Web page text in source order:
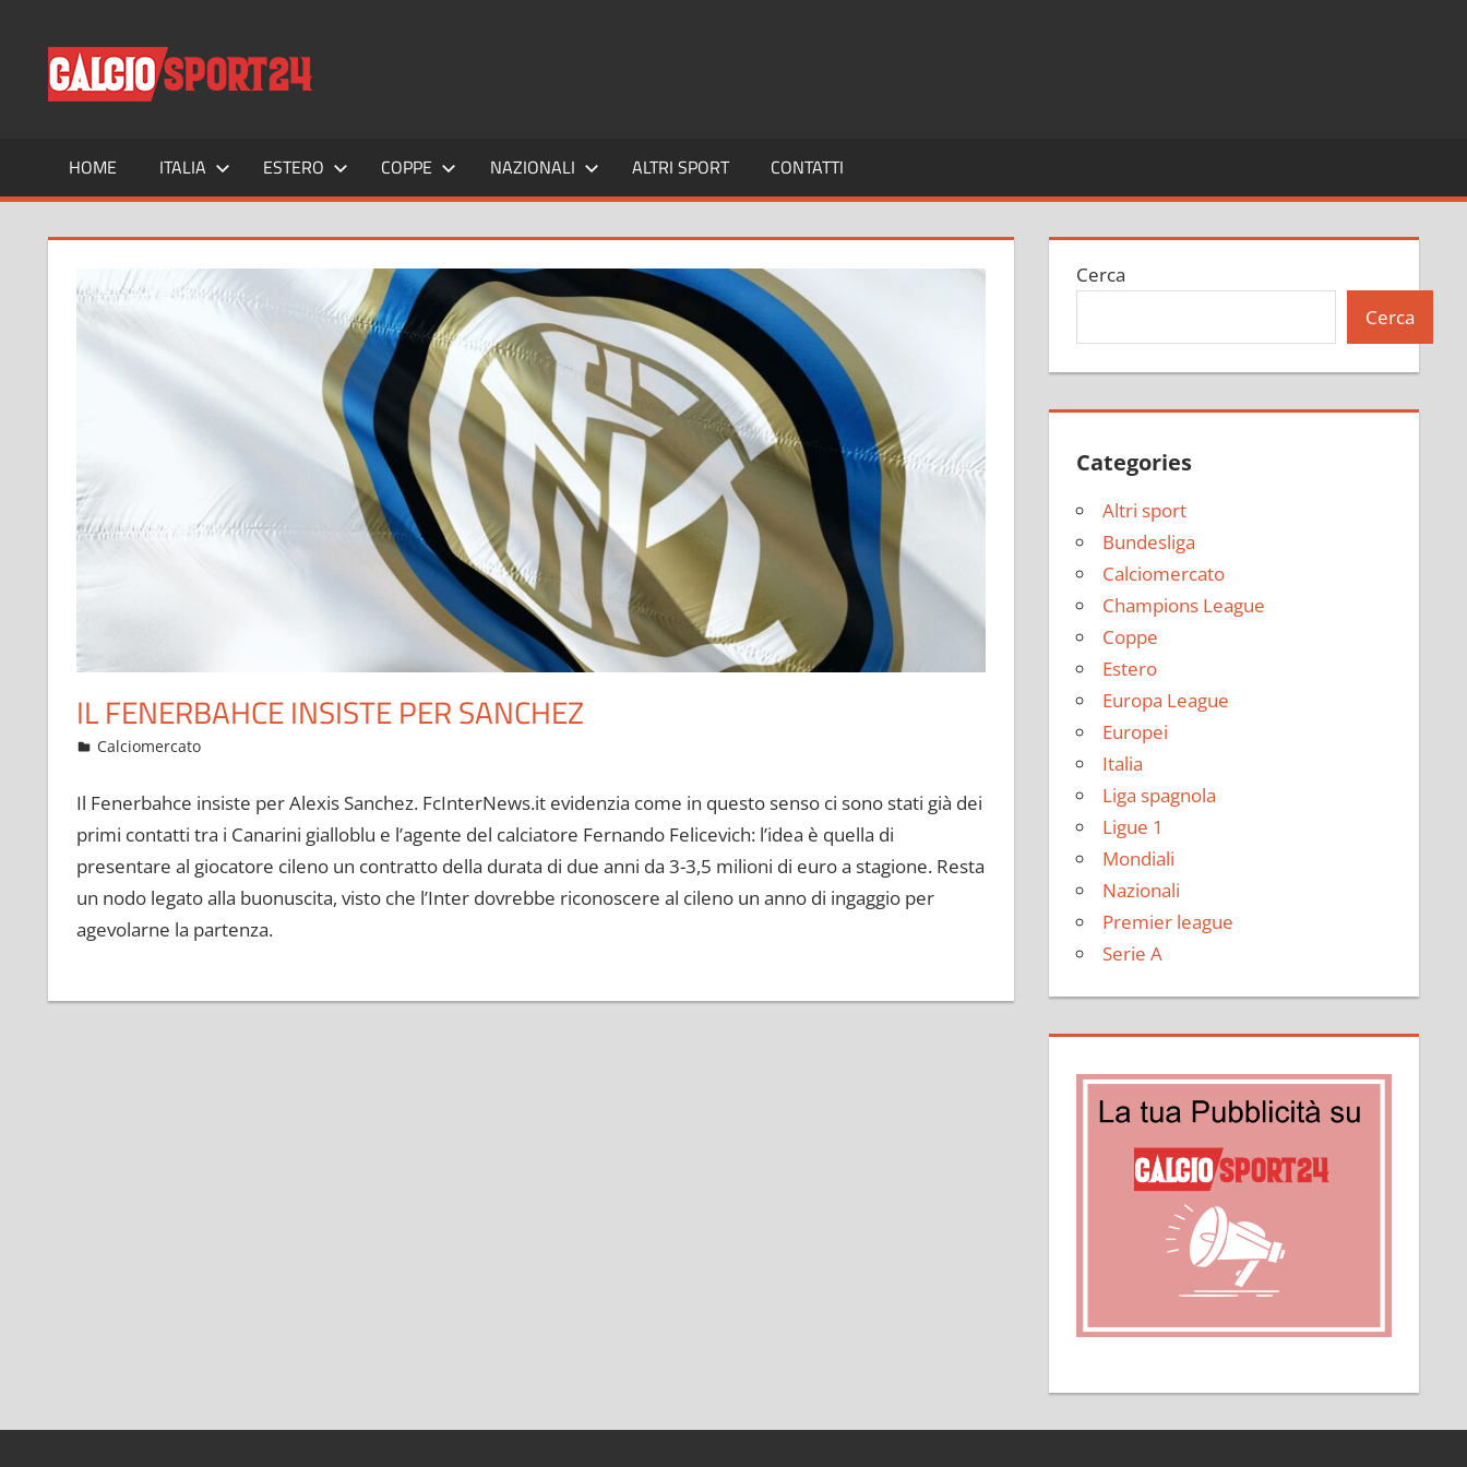
contenuto
Tutto
sul
mondo
calcio
e
HOME ITALIA ESTERO COPPE NAZIONALI ALTRI SPORT CONTATTI
IL FENERBAHCE INSISTE PER SANCHEZ
Agosto 29, 2021
admin
Calciomercato
Il Fenerbahce insiste per Alexis Sanchez. FcInterNews.it evidenzia come in questo senso ci sono stati già dei
primi contatti tra i Canarini gialloblu e l’agente del calciatore Fernando Felicevich: l’idea è quella di
presentare al giocatore cileno un contratto della durata di due anni da 3-3,5 milioni di euro a stagione. Resta
un nodo legato alla buonuscita, visto che l’Inter dovrebbe riconoscere al cileno un anno di ingaggio per
agevolarne la partenza.
Cerca
Cerca
Categories
Altri sport
Bundesliga
Calciomercato
Champions League
Coppe
Estero
Europa League
Europei
Italia
Liga spagnola
Ligue 1
Mondiali
Nazionali
Premier league
Serie A